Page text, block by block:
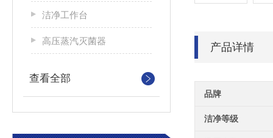
洁净工作台
高压蒸汽灭菌器
查看全部
产品详情
品牌
洁净等级